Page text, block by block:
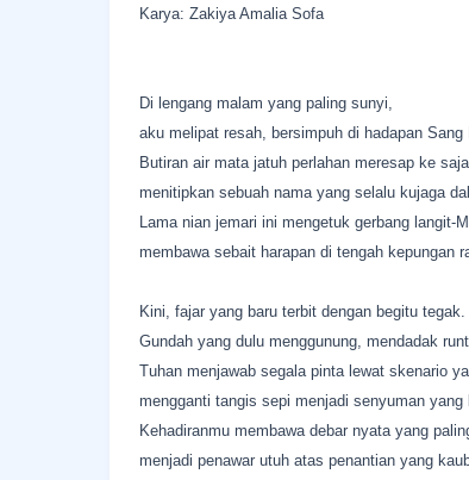
Karya: Zakiya Amalia Sofa
Di lengang malam yang paling sunyi,
aku melipat resah, bersimpuh di hadapan Sang
Butiran air mata jatuh perlahan meresap ke
menitipkan sebuah nama yang selalu kujaga
Lama nian jemari ini mengetuk gerbang langit-
membawa sebait harapan di tengah kepungan
Kini, fajar yang baru terbit dengan begitu tegak.
Gundah yang dulu menggunung, mendadak
Tuhan menjawab segala pinta lewat skenario
mengganti tangis sepi menjadi senyuman yang
Kehadiranmu membawa debar nyata yang
menjadi penawar utuh atas penantian yang